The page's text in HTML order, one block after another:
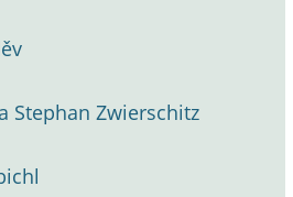
Stephan Zwierschitz